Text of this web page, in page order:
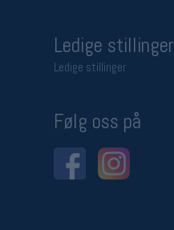
Ledige stillinger
Ledige stillinger
Følg oss på